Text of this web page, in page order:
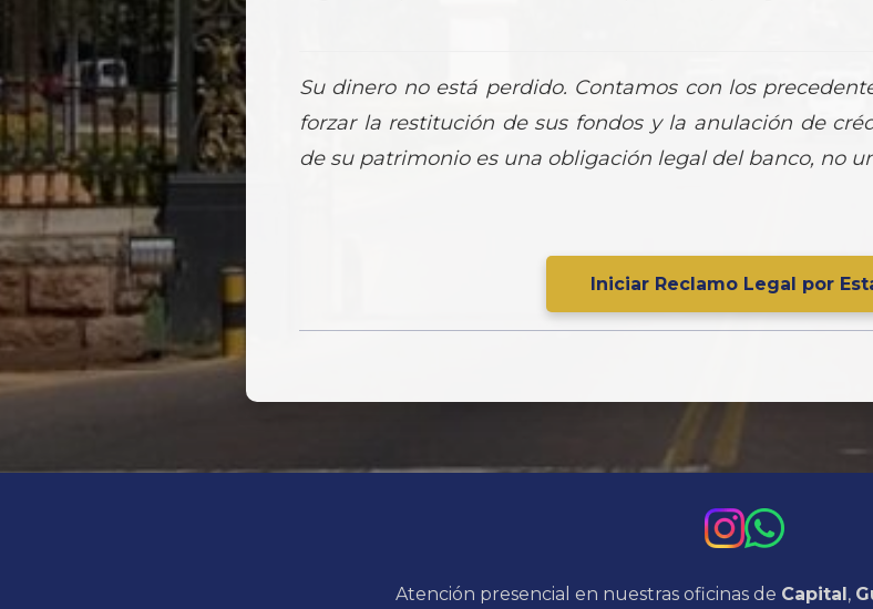
Su dinero no está perdido. Contamos con los
forzar la restitución de sus fondos y la anulación de
de su patrimonio es una obligación legal del banco, no
Iniciar Reclamo Legal por
Atención presencial en nuestras oficinas de Capital,